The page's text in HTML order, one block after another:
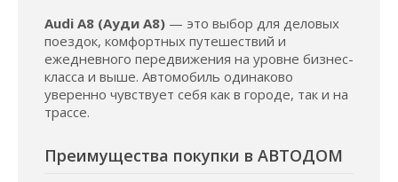
Audi A8 (Ауди А8) — это выбор для деловых
поездок, комфортных путешествий и
ежедневного передвижения на уровне бизнес-
класса и выше. Автомобиль одинаково
уверенно чувствует себя как в городе, так и на
трассе.
Преимущества покупки в АВТОДОМ